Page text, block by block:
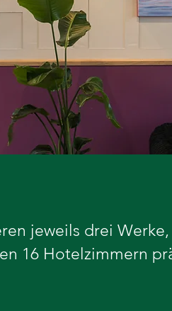
jeweils drei
16 Hotelzimmern